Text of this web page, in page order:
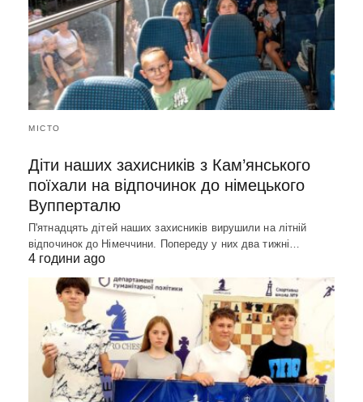
МІСТО
Діти наших захисників з Кам’янського
поїхали на відпочинок до німецького
Вупперталю
П'ятнадцять дітей наших захисників вирушили на літній
відпочинок до Німеччини. Попереду у них два тижні…
4 години ago